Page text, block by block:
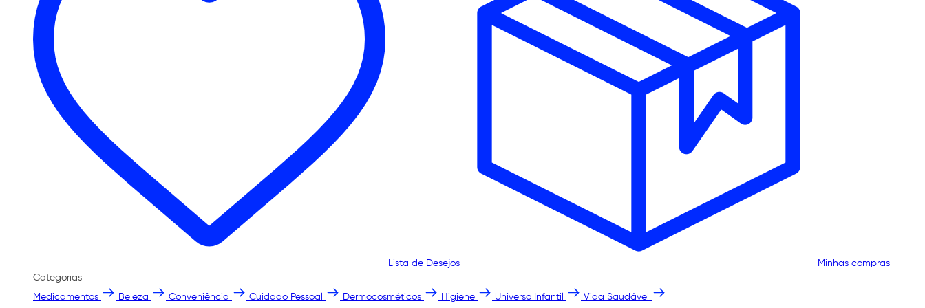
Lista de Desejos
Minhas compras
Categorias
Medicamentos
Beleza Conveniência Cuidado Pessoal Dermocosméticos Higiene Universo Infantil Vida Saudável